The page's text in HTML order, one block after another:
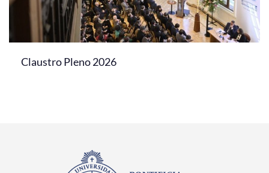
Claustro Pleno 2026